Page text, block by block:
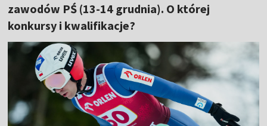
zawodów PŚ (13-14 grudnia). O której
konkursy i kwalifikacje?